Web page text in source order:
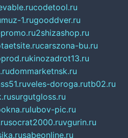
codetool.ru
muz-1.rugooddver.ru
2shizashop.ru
carszona-bu.ru
kinozadrot13.ru
dommarketnsk.ru
veles-doroga.rutb02.ru
surgutgloss.ru
lubov-pic.ru
socrat2000.ruvgurin.ru
sabeonline.ru